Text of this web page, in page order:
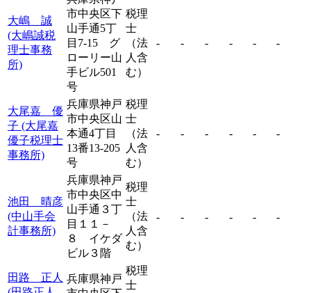
大嶋 誠
(大嶋誠税
理士事務
所)
市中央区下
山手通5丁
目7-15 グ
ローリー山
手ビル501
号
税理
士
（法
人含
む）
- - - - - -
大尾嘉 優
子 (大尾嘉
優子税理士
事務所)
兵庫県神戸
市中央区山
本通4丁目
13番13-205
号
税理
士
（法
人含
む）
- - - - - -
池田 晴彦
(中山手会
計事務所)
兵庫県神戸
市中央区中
山手通３丁
目１１－
８ イケダ
ビル３階
税理
士
（法
人含
む）
- - - - - -
田路 正人 兵庫県神戸
税理
士